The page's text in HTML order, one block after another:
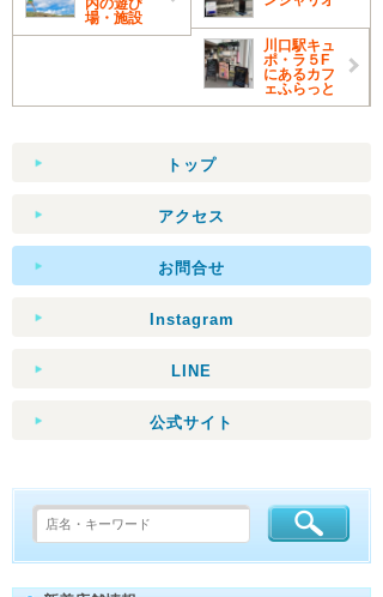
内の遊び
場・施設
川口駅キュ
ポ・ラ５F
にあるカフ
ェふらっと
トップ
アクセス
お問合せ
Instagram
LINE
公式サイト